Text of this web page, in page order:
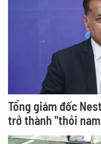
Tổng giám đốc
trở thành "thỏi